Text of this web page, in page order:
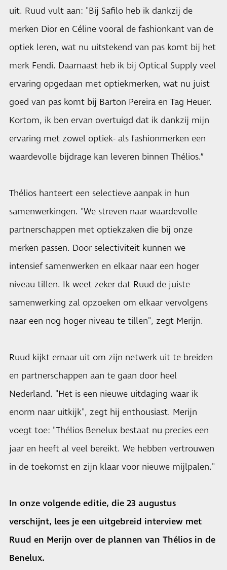
uit. Ruud vult aan: "Bij Safilo heb ik dankzij de
merken Dior en Céline vooral de fashionkant van de
optiek leren, wat nu uitstekend van pas komt bij het
merk Fendi. Daarnaast heb ik bij Optical Supply veel
ervaring opgedaan met optiekmerken, wat nu juist
goed van pas komt bij Barton Pereira en Tag Heuer.
Kortom, ik ben ervan overtuigd dat ik dankzij mijn
ervaring met zowel optiek- als fashionmerken een
waardevolle bijdrage kan leveren binnen Thélios.”
Thélios hanteert een selectieve aanpak in hun
samenwerkingen. "We streven naar waardevolle
partnerschappen met optiekzaken die bij onze
merken passen. Door selectiviteit kunnen we
intensief samenwerken en elkaar naar een hoger
niveau tillen. Ik weet zeker dat Ruud de juiste
samenwerking zal opzoeken om elkaar vervolgens
naar een nog hoger niveau te tillen", zegt Merijn.
Ruud kijkt ernaar uit om zijn netwerk uit te breiden
en partnerschappen aan te gaan door heel
Nederland. "Het is een nieuwe uitdaging waar ik
enorm naar uitkijk", zegt hij enthousiast. Merijn
voegt toe: "Thélios Benelux bestaat nu precies een
jaar en heeft al veel bereikt. We hebben vertrouwen
in de toekomst en zijn klaar voor nieuwe mijlpalen."
In onze volgende editie, die 23 augustus
verschijnt, lees je een uitgebreid interview met
Ruud en Merijn over de plannen van Thélios in de
Benelux.